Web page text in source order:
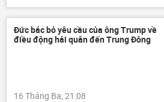
Bắc Triều Tiên
Hàn Quốc
Hoa Kỳ
Châu Á
Đức bác bỏ yêu cầu của ông Trump về
điều động hải quân đến Trung Đông
16 Tháng Ba, 21:08